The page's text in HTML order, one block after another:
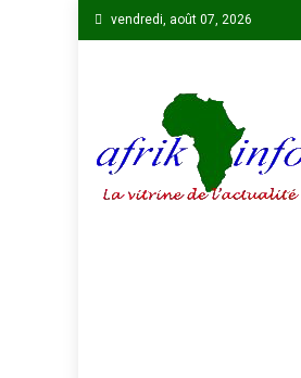
Skip
to
vendredi, août 07, 2026